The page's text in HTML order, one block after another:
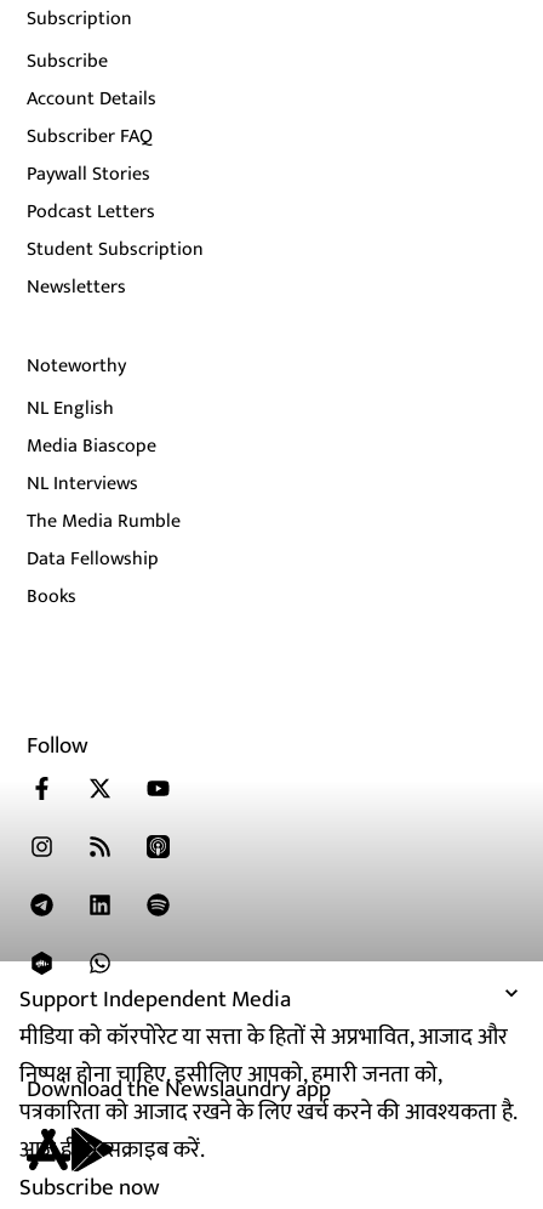
Support Independent Media
मीडिया को कॉरपोरेट या सत्ता के हितों से अप्रभावित, आजाद और
निष्पक्ष होना चाहिए. इसीलिए आपको, हमारी जनता को,
पत्रकारिता को आजाद रखने के लिए खर्च करने की आवश्यकता है.
आज ही सब्सक्राइब करें.
Subscribe now
Subscription
Subscribe
Account Details
Subscriber FAQ
Paywall Stories
Podcast Letters
Student Subscription
Newsletters
Noteworthy
NL English
Media Biascope
NL Interviews
The Media Rumble
Data Fellowship
Books
Follow
Download the Newslaundry app